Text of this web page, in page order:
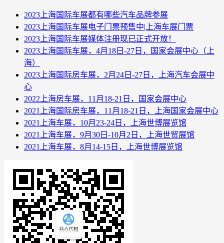
2023上海国际车展都有哪些汽车品牌参展
2023上海国际车展电子门票预售中|上海车展门票
2023上海国际车展媒体注册现已正式开放！
2023上海国际车展，4月18日-27日，国家会展中心（上
海）
2023上海国际房车展，2月24日-27日，上海汽车会展中
心
2022上海房车展，11月18-21日，国家会展中心
2021上海国际房车展，11月18-21日，上海国家会展中心
2021上海车展，10月23-24日，上海世博展览馆
2021上海车展，9月30日-10月2日，上海世贸展馆
2021上海车展，8月14-15日，上海世博展览馆